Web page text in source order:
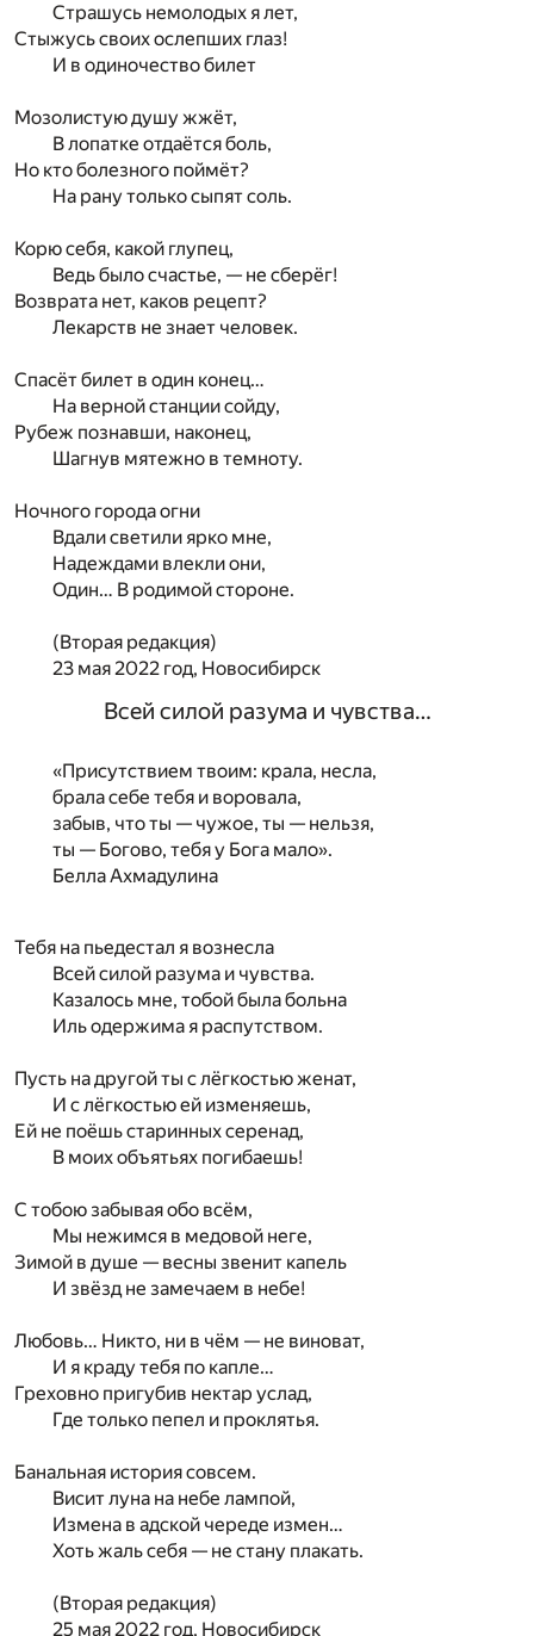
Страшусь немолодых я лет,
Стыжусь своих ослепших глаз!
И в одиночество билет
Мозолистую душу жжёт,
В лопатке отдаётся боль,
Но кто болезного поймёт?
На рану только сыпят соль.
Корю себя, какой глупец,
Ведь было счастье, — не сберёг!
Возврата нет, каков рецепт?
Лекарств не знает человек.
Спасёт билет в один конец…
На верной станции сойду,
Рубеж познавши, наконец,
Шагнув мятежно в темноту.
Ночного города огни
Вдали светили ярко мне,
Надеждами влекли они,
Один… В родимой стороне.
(Вторая редакция)
23 мая 2022 год, Новосибирск
Всей силой разума и чувства…
«Присутствием твоим: крала, несла,
брала себе тебя и воровала,
забыв, что ты — чужое, ты — нельзя,
ты — Богово, тебя у Бога мало».
Белла Ахмадулина
Тебя на пьедестал я вознесла
Всей силой разума и чувства.
Казалось мне, тобой была больна
Иль одержима я распутством.
Пусть на другой ты с лёгкостью женат,
И с лёгкостью ей изменяешь,
Ей не поёшь старинных серенад,
В моих объятьях погибаешь!
С тобою забывая обо всём,
Мы нежимся в медовой неге,
Зимой в душе — весны звенит капель
И звёзд не замечаем в небе!
Любовь… Никто, ни в чём — не виноват,
И я краду тебя по капле…
Греховно пригубив нектар услад,
Где только пепел и проклятья.
Банальная история совсем.
Висит луна на небе лампой,
Измена в адской череде измен…
Хоть жаль себя — не стану плакать.
(Вторая редакция)
25 мая 2022 год, Новосибирск